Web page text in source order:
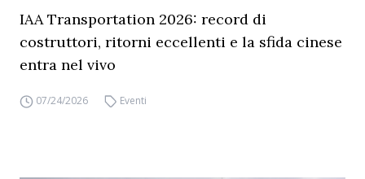
IAA Transportation 2026: record di
costruttori, ritorni eccellenti e la sfida cinese
entra nel vivo
07/24/2026 Eventi